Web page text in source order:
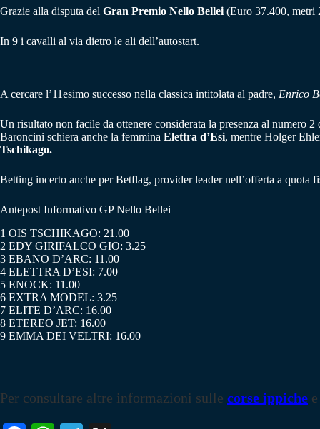
Grazie alla disputa del Gran Premio Nello Bellei (Euro 37.400, metri
In 9 i cavalli al via dietro le ali dell’autostart.
A cercare l’11esimo successo nella classica intitolata al padre, Enrico
Un risultato non facile da ottenere considerata la presenza al numero 2
Baroncini schiera anche la femmina Elettra d’Esi, mentre Holger
Tschikago.
Betting incerto anche per Betflag, provider leader nell’offerta a quota
Antepost Informativo GP Nello Bellei
1 OIS TSCHIKAGO: 21.00
2 EDY GIRIFALCO GIO: 3.25
3 EBANO D’ARC: 11.00
4 ELETTRA D’ESI: 7.00
5 ENOCK: 11.00
6 EXTRA MODEL: 3.25
7 ELITE D’ARC: 16.00
8 ETEREO JET: 16.00
9 EMMA DEI VELTRI: 16.00
Per consultare altre informazioni sulle corse ippiche